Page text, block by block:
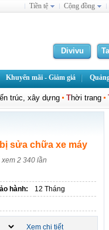
Tiền tệ Cộng đồng
Divivu
Khuyến mãi - Giảm giá
trúc, xây dựng Thời trang
sửa chữa xe máy
2 340 lần
hành:
12 Tháng
Xem chi tiết